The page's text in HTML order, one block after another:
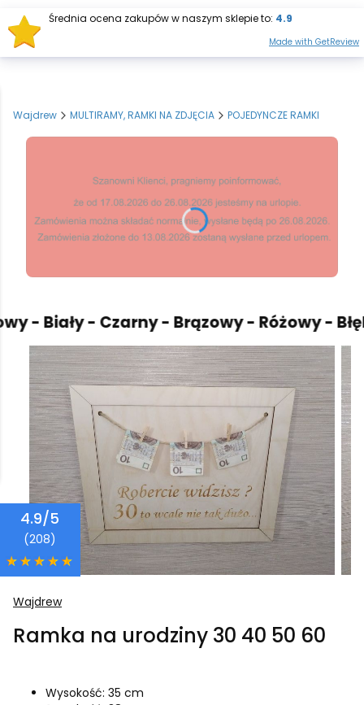
Otwórz
Wajdrew MULTIRAMY, RAMKI NA ZDJĘCIA POJEDYNCZE RAMKI
- Biały - Czarny - Brązowy - Różowy -
Wajdrew
Ramka na urodziny 30 40 50 60
Wysokość: 35 cm
4.9/5
(208)
Średnia ocena zakupów w naszym sklepie to: 4.9
Made with GetReview